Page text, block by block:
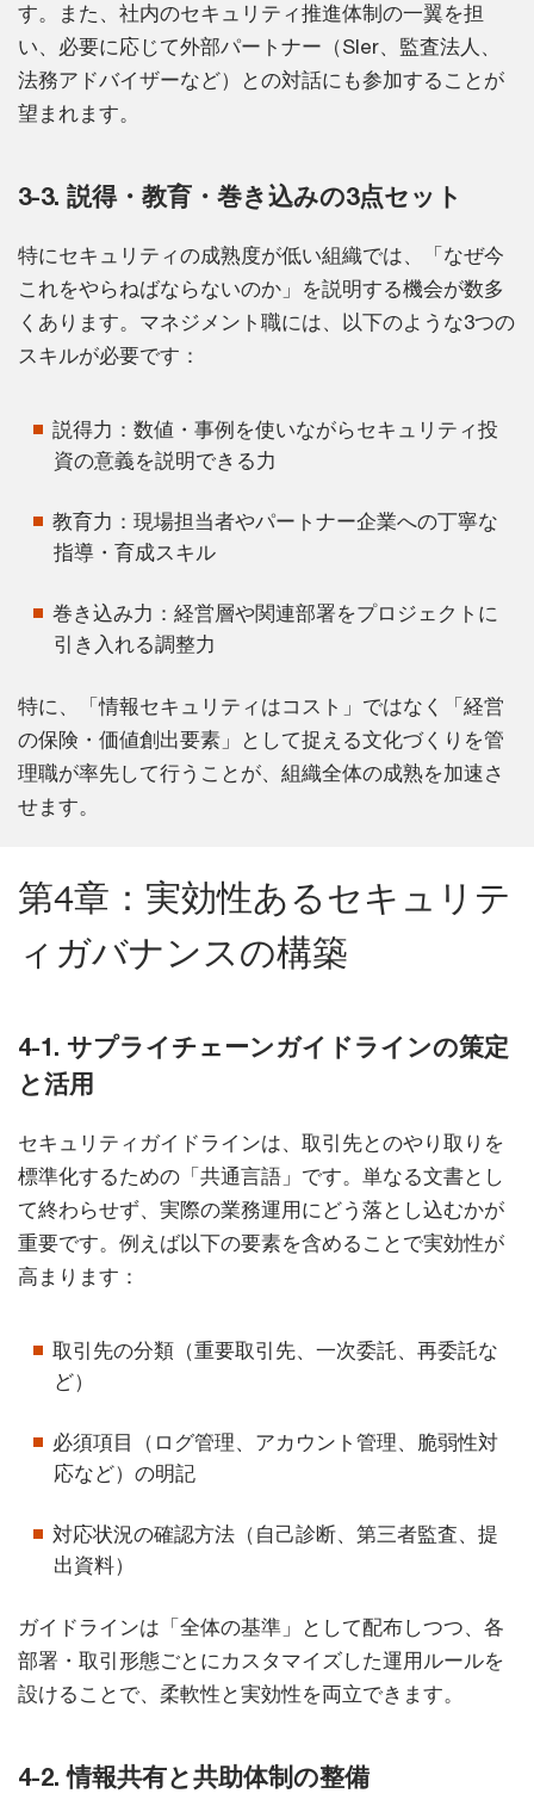
す。また、社内のセキュリティ推進体制の一翼を担
い、必要に応じて外部パートナー（SIer、監査法人、
法務アドバイザーなど）との対話にも参加することが
望まれます。
3-3. 説得・教育・巻き込みの3点セット
特にセキュリティの成熟度が低い組織では、「なぜ今
これをやらねばならないのか」を説明する機会が数多
くあります。マネジメント職には、以下のような3つの
スキルが必要です：
説得力：数値・事例を使いながらセキュリティ投
資の意義を説明できる力
教育力：現場担当者やパートナー企業への丁寧な
指導・育成スキル
巻き込み力：経営層や関連部署をプロジェクトに
引き入れる調整力
特に、「情報セキュリティはコスト」ではなく「経営
の保険・価値創出要素」として捉える文化づくりを管
理職が率先して行うことが、組織全体の成熟を加速さ
せます。
第4章：実効性あるセキュリテ
ィガバナンスの構築
4-1. サプライチェーンガイドラインの策定
と活用
セキュリティガイドラインは、取引先とのやり取りを
標準化するための「共通言語」です。単なる文書とし
て終わらせず、実際の業務運用にどう落とし込むかが
重要です。例えば以下の要素を含めることで実効性が
高まります：
取引先の分類（重要取引先、一次委託、再委託な
ど）
必須項目（ログ管理、アカウント管理、脆弱性対
応など）の明記
対応状況の確認方法（自己診断、第三者監査、提
出資料）
ガイドラインは「全体の基準」として配布しつつ、各
部署・取引形態ごとにカスタマイズした運用ルールを
設けることで、柔軟性と実効性を両立できます。
4-2. 情報共有と共助体制の整備